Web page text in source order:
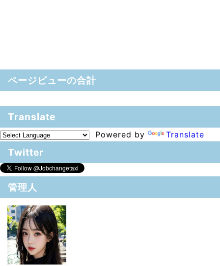
ページビューの合計
Translate
Powered by Translate
Twitter
管理人